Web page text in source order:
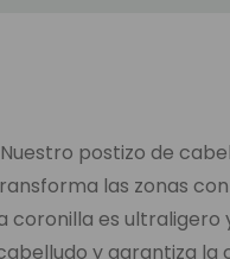
postizo de
las zonas
coronilla es
y garantiza la